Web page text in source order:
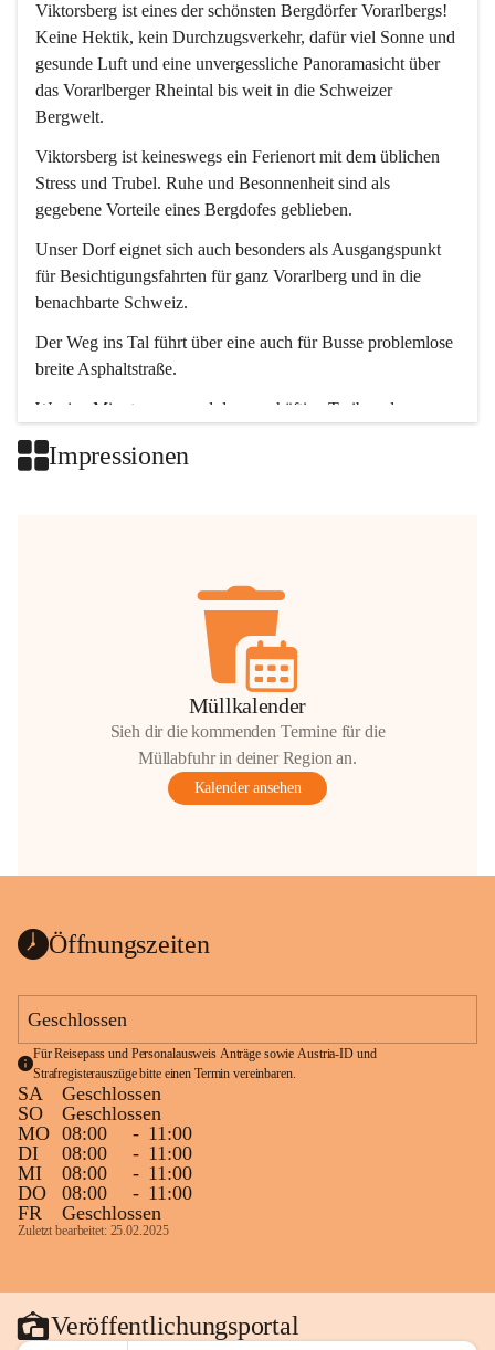
Viktorsberg ist eines der schönsten Bergdörfer Vorarlbergs!
Keine Hektik, kein Durchzugsverkehr, dafür viel Sonne und
gesunde Luft und eine unvergessliche Panoramasicht über
das Vorarlberger Rheintal bis weit in die Schweizer
Bergwelt.
Viktorsberg ist keineswegs ein Ferienort mit dem üblichen
Stress und Trubel. Ruhe und Besonnenheit sind als
gegebene Vorteile eines Bergdofes geblieben.
Unser Dorf eignet sich auch besonders als Ausgangspunkt
für Besichtigungsfahrten für ganz Vorarlberg und in die
benachbarte Schweiz.
Der Weg ins Tal führt über eine auch für Busse problemlose
breite Asphaltstraße.
Wenige Minuten nur, und das geschäftige Treiben der
Impressionen
Müllkalender
Sieh dir die kommenden Termine für die
Müllabfuhr in deiner Region an.
Kalender ansehen
Öffnungszeiten
Geschlossen
Für Reisepass und Personalausweis Anträge sowie Austria-ID und
Strafregisterauszüge bitte einen Termin vereinbaren.
SA
Geschlossen
SO
Geschlossen
MO 08:00 - 11:00
DI
08:00 - 11:00
MI
08:00 - 11:00
DO
08:00 - 11:00
FR
Geschlossen
Zuletzt bearbeitet: 25.02.2025
Veröffentlichungsportal